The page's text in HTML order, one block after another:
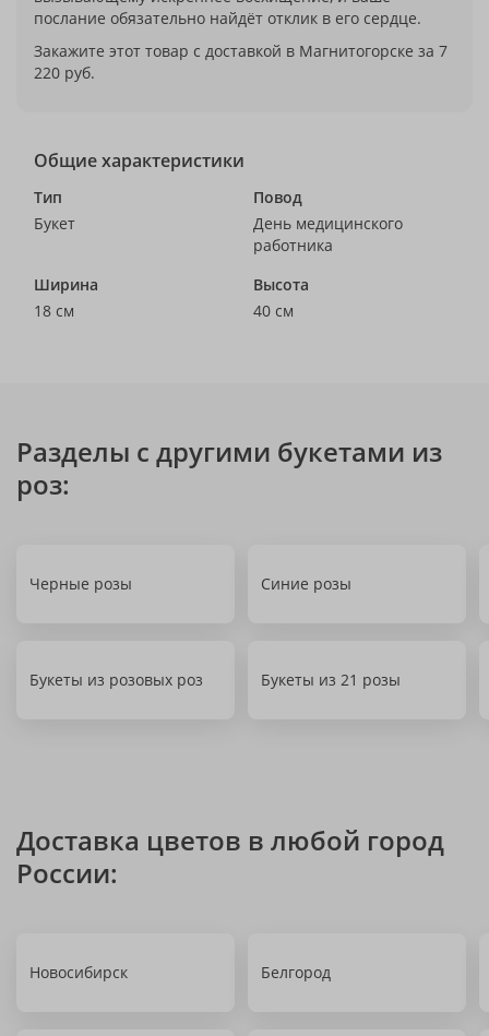
послание обязательно найдёт отклик в его сердце.
Закажите этот товар с доставкой в Магнитогорске за 7
220 руб.
Общие характеристики
Тип
Букет
Повод
День медицинского
работника
Ширина
18 см
Высота
40 см
Разделы с другими букетами из
роз:
Черные розы Синие розы
Букеты из розовых роз Букеты из 21 розы
Доставка цветов в любой город
России:
Новосибирск Белгород